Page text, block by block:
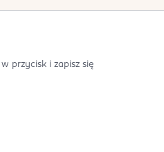
przycisk i zapisz się